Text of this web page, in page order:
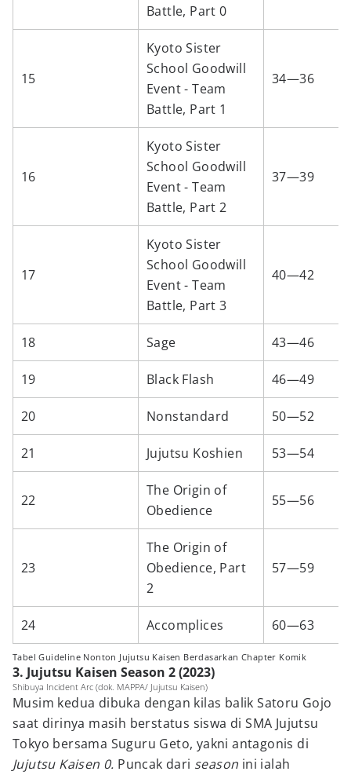
Tabel Guideline Nonton Jujutsu Kaisen Berdasarkan Chapter Komik
Battle, Part 0
15
Kyoto Sister
School Goodwill
Event - Team
Battle, Part 1
34—36
16
Kyoto Sister
School Goodwill
Event - Team
Battle, Part 2
37—39
17
Kyoto Sister
School Goodwill
Event - Team
Battle, Part 3
40—42
18 Sage 43—46
19 Black Flash 46—49
20 Nonstandard 50—52
21 Jujutsu Koshien 53—54
22
The Origin of
Obedience
55—56
23
The Origin of
Obedience, Part
2
57—59
24 Accomplices 60—63
3. Jujutsu Kaisen Season 2 (2023)
Shibuya Incident Arc (dok. MAPPA/ Jujutsu Kaisen)
Musim kedua dibuka dengan kilas balik Satoru Gojo
saat dirinya masih berstatus siswa di SMA Jujutsu
Tokyo bersama Suguru Geto, yakni antagonis di
Jujutsu Kaisen 0. Puncak dari season ini ialah